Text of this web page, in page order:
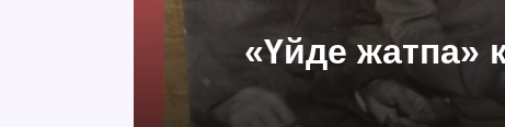
«Үйде жатпа»